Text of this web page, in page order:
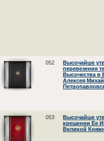
052
Высочайше
перевезения
Высочества в
Алексея
053
Высочайше
крещении Ее
Великой